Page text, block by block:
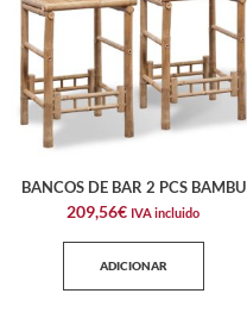
BANCOS DE BAR 2 PCS BAMBU
209,56€ IVA incluido
ADICIONAR